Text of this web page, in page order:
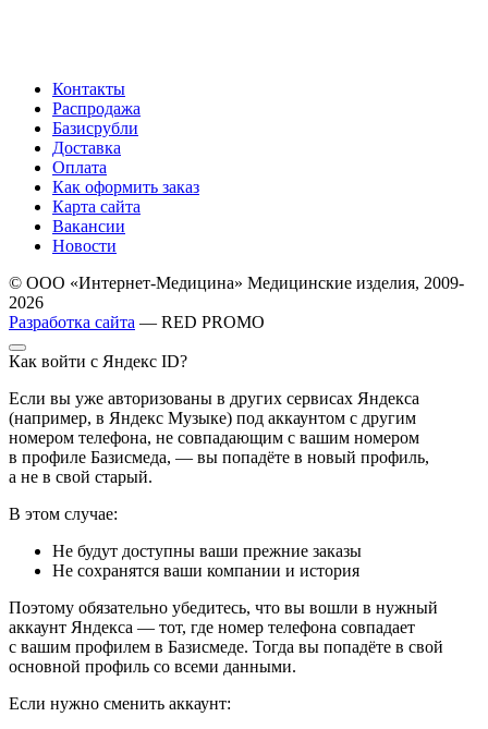
Контакты
Распродажа
Базисрубли
Доставка
Оплата
Как оформить заказ
Карта сайта
Вакансии
Новости
© ООО «Интернет-Медицина» Медицинские изделия, 2009-
2026
Разработка сайта — RED PROMO
Как войти с Яндекс ID?
Если вы уже авторизованы в других сервисах Яндекса
(например, в Яндекс Музыке) под аккаунтом с другим
номером телефона, не совпадающим с вашим номером
в профиле Базисмеда, — вы попадёте в новый профиль,
а не в свой старый.
В этом случае:
Не будут доступны ваши прежние заказы
Не сохранятся ваши компании и история
Поэтому обязательно убедитесь, что вы вошли в нужный
аккаунт Яндекса — тот, где номер телефона совпадает
с вашим профилем в Базисмеде. Тогда вы попадёте в свой
основной профиль со всеми данными.
Если нужно сменить аккаунт: